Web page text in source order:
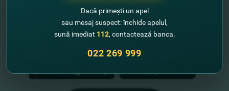
din Republica Moldova
FinComPay Mobile
Dacă primești un apel
sau mesaj suspect: închide apelul,
sună imediat 112, contactează banca.
022 269 999